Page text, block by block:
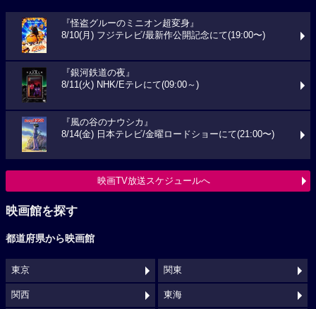
『怪盗グルーのミニオン超変身』
8/10(月) フジテレビ/最新作公開記念にて(19:00〜)
『銀河鉄道の夜』
8/11(火) NHK/Eテレにて(09:00～)
『風の谷のナウシカ』
8/14(金) 日本テレビ/金曜ロードショーにて(21:00〜)
映画TV放送スケジュールへ
映画館を探す
都道府県から映画館
東京 関東
関西 東海